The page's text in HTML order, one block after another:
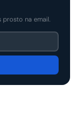
prosto na email.